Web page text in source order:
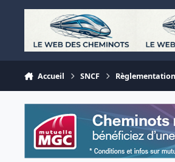
Aller au contenu
Accueil SNCF